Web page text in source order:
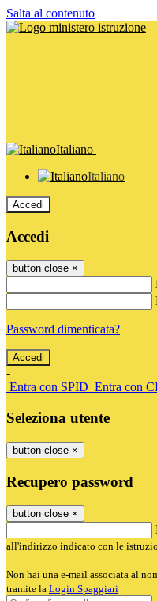
Salta al contenuto
Italiano
Italiano
Accedi
Accedi
button close ×
Password dimenticata?
-
Entra con SPID Entra con
Seleziona utente
button close ×
Recupero password
button close ×
all'indirizzo indicato con le
Non hai una e-mail associata al
tramite la Login Spaggiari